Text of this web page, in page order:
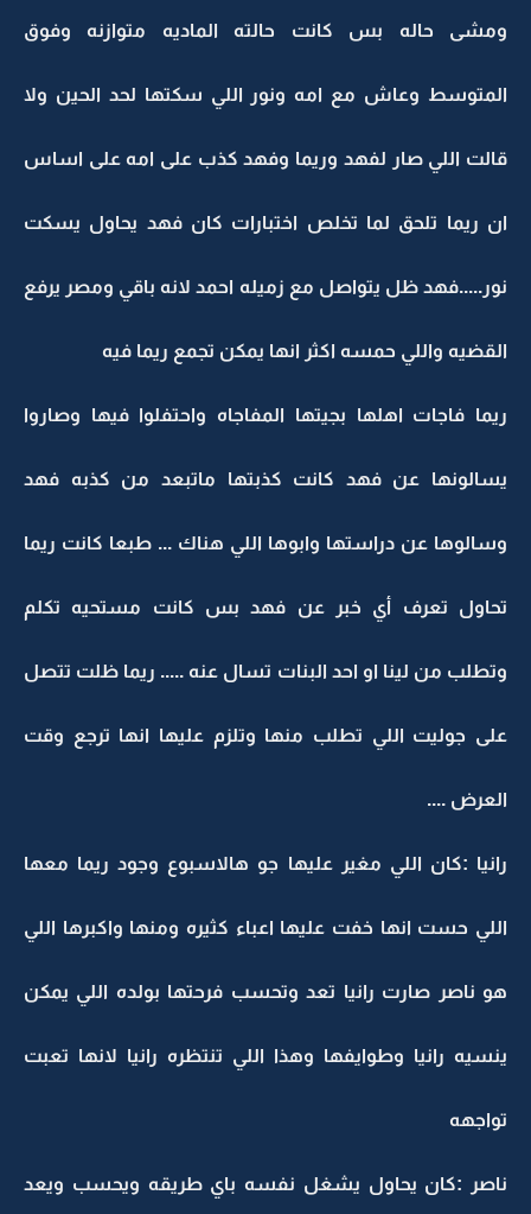
ومشى حاله بس كانت حالته الماديه متوازنه وفوق
المتوسط وعاش مع امه ونور اللي سكتها لحد الحين ولا
قالت اللي صار لفهد وريما وفهد كذب على امه على اساس
ان ريما تلحق لما تخلص اختبارات كان فهد يحاول يسكت
نور.....فهد ظل يتواصل مع زميله احمد لانه باقي ومصر يرفع
القضيه واللي حمسه اكثر انها يمكن تجمع ريما فيه
ريما فاجات اهلها بجيتها المفاجاه واحتفلوا فيها وصاروا
يسالونها عن فهد كانت كذبتها ماتبعد من كذبه فهد
وسالوها عن دراستها وابوها اللي هناك ... طبعا كانت ريما
تحاول تعرف أي خبر عن فهد بس كانت مستحيه تكلم
وتطلب من لينا او احد البنات تسال عنه ..... ريما ظلت تتصل
على جوليت اللي تطلب منها وتلزم عليها انها ترجع وقت
العرض ....
رانيا :كان اللي مغير عليها جو هالاسبوع وجود ريما معها
اللي حست انها خفت عليها اعباء كثيره ومنها واكبرها اللي
هو ناصر صارت رانيا تعد وتحسب فرحتها بولده اللي يمكن
ينسيه رانيا وطوايفها وهذا اللي تنتظره رانيا لانها تعبت
تواجهه
ناصر :كان يحاول يشغل نفسه باي طريقه ويحسب ويعد